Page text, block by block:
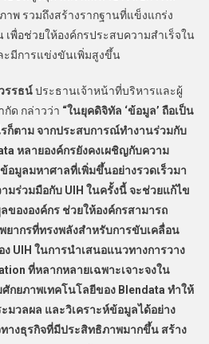
พ รวมถึงสร้างรากฐานที่แข็งแกร่ง
เพื่อช่วยให้องค์กรประสบความสำเร็จใน
มีการแข่งขันเพิ่มสูงขึ้น
รรธน์ประธานเจ้าหน้าที่บริหารและผู้
กัด กล่าวว่า “ในยุคดิจิทัล ‘ข้อมูล’ ถือเป็น
ก็ตาม จากประสบการณ์ทำงานร่วมกับ
หลายองค์กรยังคงเผชิญกับความ
อมูลมหาศาลที่เพิ่มขึ้นอย่างรวดเร็วมา
มร่วมมือกับ UIH ในครั้งนี้ จะช่วยแก้ไข
ององค์กร ช่วยให้องค์กรสามารถ
ยากรที่ทรงพลังสำหรับการขับเคลื่อน
UIH ในการนำเสนอแนวทางการวาง
ที่หลากหลายเฉพาะเจาะจงใน
กยภาพเทคโนโลยีของ Blendata ทำให้
มวลผล และวิเคราะห์ข้อมูลได้อย่าง
างธุรกิจที่มีประสิทธิภาพมากขึ้น สร้าง